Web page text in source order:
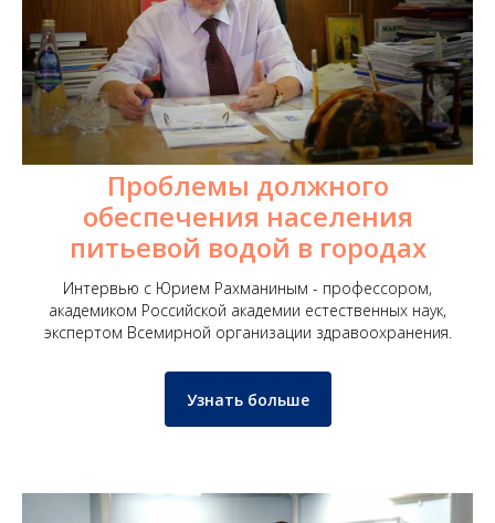
Проблемы должного
обеспечения населения
питьевой водой в городах
Интервью с Юрием Рахманиным - профессором,
академиком Российской академии естественных наук,
экспертом Всемирной организации здравоохранения.
Узнать больше